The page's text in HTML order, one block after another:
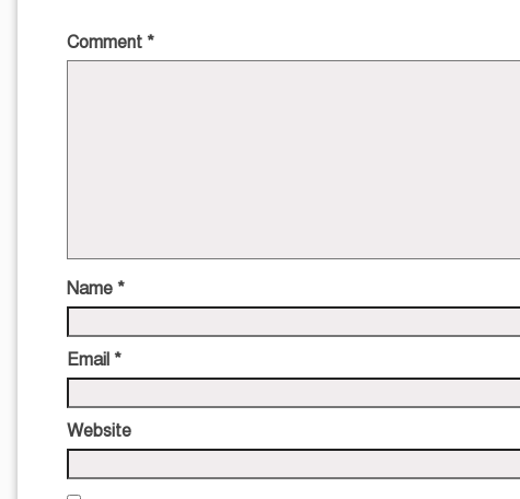
Comment *
Name *
Email *
Website